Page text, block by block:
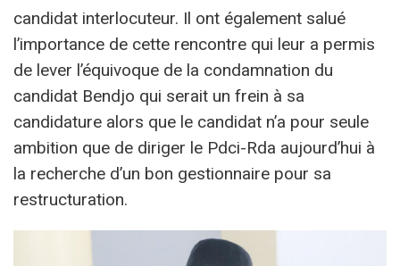
candidat interlocuteur. Il ont également salué
l’importance de cette rencontre qui leur a permis
de lever l’équivoque de la condamnation du
candidat Bendjo qui serait un frein à sa
candidature alors que le candidat n’a pour seule
ambition que de diriger le Pdci-Rda aujourd’hui à
la recherche d’un bon gestionnaire pour sa
restructuration.